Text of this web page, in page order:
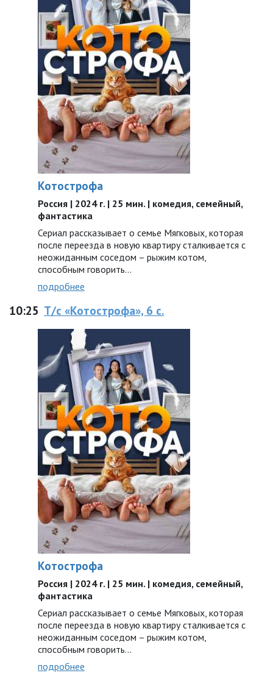
Котострофа
Россия | 2024 г. | 25 мин. | комедия, семейный,
фантастика
Сериал рассказывает о семье Мягковых, которая
после переезда в новую квартиру сталкивается с
неожиданным соседом – рыжим котом,
способным говорить…
подробнее
10:25 Т/с «Котострофа», 6 с.
Котострофа
Россия | 2024 г. | 25 мин. | комедия, семейный,
фантастика
Сериал рассказывает о семье Мягковых, которая
после переезда в новую квартиру сталкивается с
неожиданным соседом – рыжим котом,
способным говорить…
подробнее